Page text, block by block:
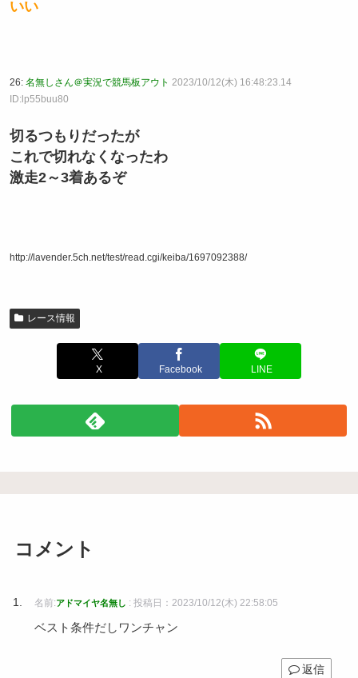
いい
26: 名無しさん＠実況で競馬板アウト 2023/10/12(木) 16:48:23.14
ID:lp55buu80
切るつもりだったが
これで切れなくなったわ
激走2～3着あるぞ
http://lavender.5ch.net/test/read.cgi/keiba/1697092388/
レース情報
X Facebook LINE
コメント
名前:アドマイヤ名無し : 投稿日：2023/10/12(木) 22:58:05
ベスト条件だしワンチャン
返信